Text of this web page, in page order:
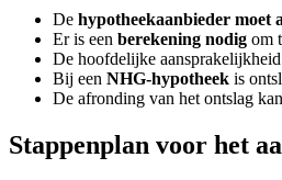
De hypotheekaanbieder moet
Er is een berekening nodig om
De hoofdelijke
Bij een NHG-hypotheek is
De afronding van het ontslag
Stappenplan voor het